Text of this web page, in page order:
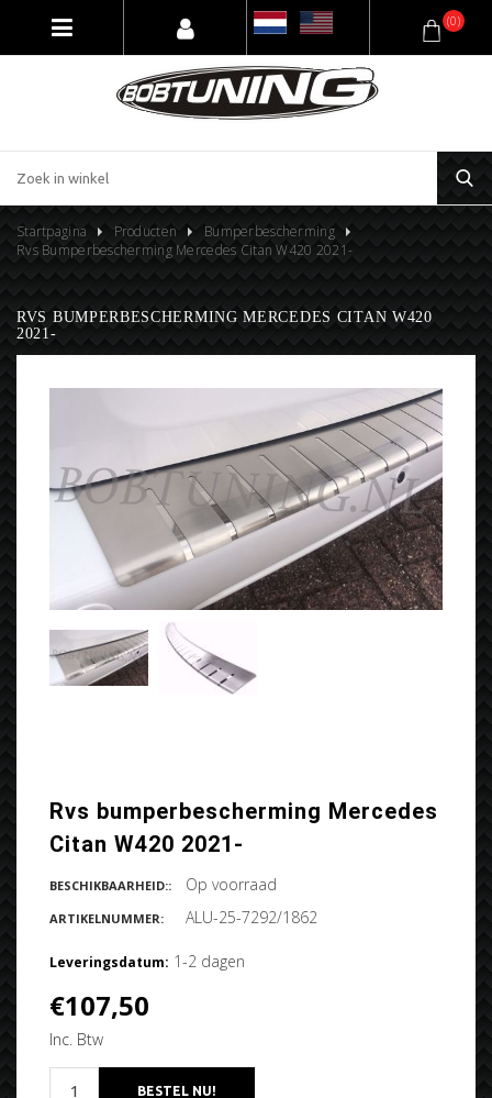
(0)
Startpagina Producten
Bumperbescherming
Rvs Bumperbescherming Mercedes Citan W420 2021-
RVS BUMPERBESCHERMING MERCEDES CITAN W420
2021-
Rvs bumperbescherming Mercedes
Citan W420 2021-
BESCHIKBAARHEID:: Op voorraad
ARTIKELNUMMER: ALU-25-7292/1862
Leveringsdatum: 1-2 dagen
€107,50
Inc. Btw